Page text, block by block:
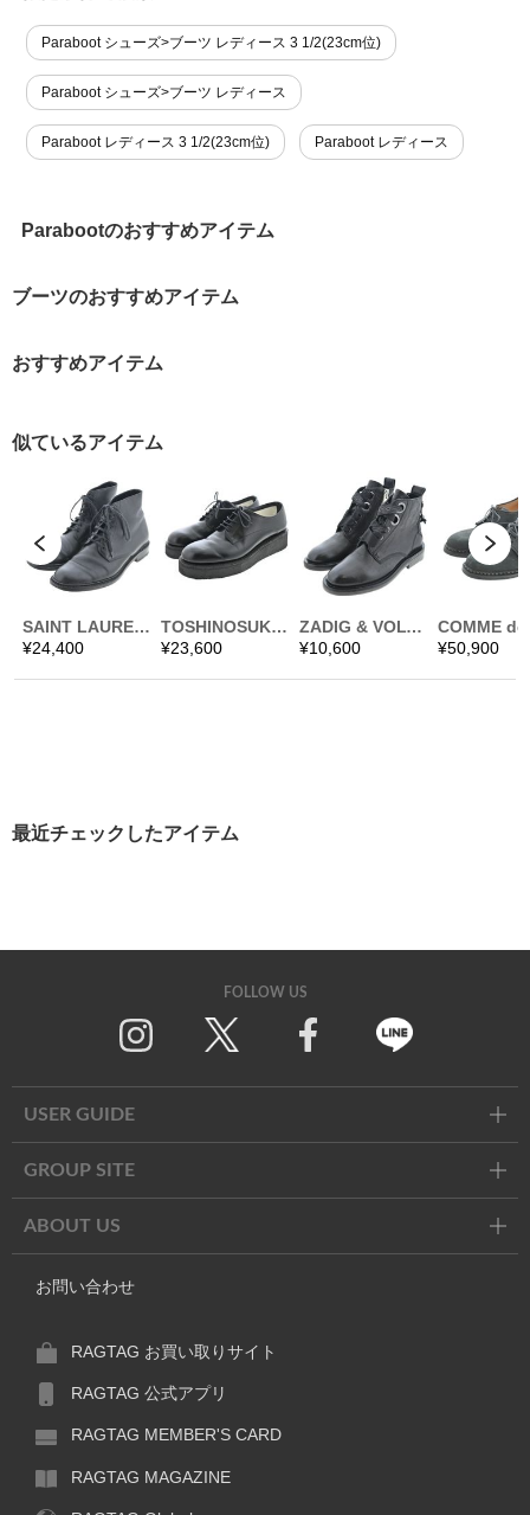
Paraboot シューズ>ブーツ レディース 3 1/2(23cm位)
Paraboot シューズ>ブーツ レディース
Paraboot レディース 3 1/2(23cm位) Paraboot レディース
Parabootのおすすめアイテム
ブーツのおすすめアイテム
おすすめアイテム
最近チェックしたアイテム
FOLLOW US
USER GUIDE
GROUP SITE
ABOUT US
お問い合わせ
RAGTAG お買い取りサイト
RAGTAG 公式アプリ
RAGTAG MEMBER'S CARD
RAGTAG MAGAZINE